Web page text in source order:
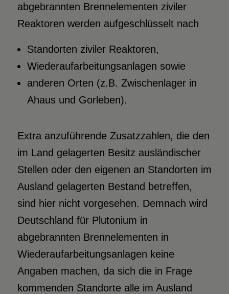
abgebrannten Brennelementen ziviler
Reaktoren werden aufgeschlüsselt nach
Standorten ziviler Reaktoren,
Wiederaufarbeitungsanlagen sowie
anderen Orten (z.B. Zwischenlager in
Ahaus und Gorleben).
Extra anzuführende Zusatzzahlen, die den
im Land gelagerten Besitz ausländischer
Stellen oder den eigenen an Standorten im
Ausland gelagerten Bestand betreffen,
sind hier nicht vorgesehen. Demnach wird
Deutschland für Plutonium in
abgebrannten Brennelementen in
Wiederaufarbeitungsanlagen keine
Angaben machen, da sich die in Frage
kommenden Standorte alle im Ausland